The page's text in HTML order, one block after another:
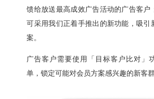
馈给放送最高成效广告活动的广告客户
可采用我们正着手推出的新功能，吸引
案。
广告客户需要使用「目标客户比对」
单，锁定可能对会员方案感兴趣的新客群